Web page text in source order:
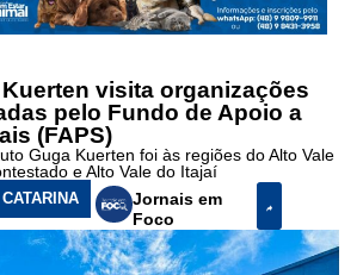
visita organizações
pelo Fundo de Apoio a
(FAPS)
Guga Kuerten foi às regiões do Alto Vale
e Alto Vale do Itajaí
Jornais em
Foco